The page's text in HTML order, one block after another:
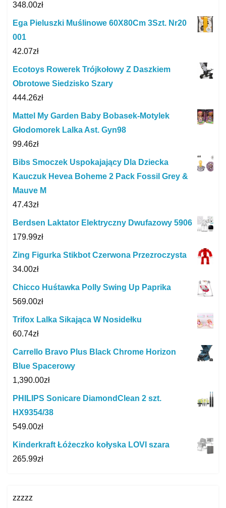
348.00zł
Ega Pieluszki Muślinowe 60X80Cm 3Szt. Nr20
001
42.07zł
Ecotoys Rowerek Trójkołowy Z Daszkiem
Obrotowe Siedzisko Szary
444.26zł
Mattel My Garden Baby Bobasek-Motylek
Głodomorek Lalka Ast. Gyn98
99.46zł
Bibs Smoczek Uspokajający Dla Dziecka
Kauczuk Hevea Boheme 2 Pack Fossil Grey &
Mauve M
47.43zł
Berdsen Laktator Elektryczny Dwufazowy 5906
179.99zł
Zing Figurka Stikbot Czerwona Przezroczysta
34.00zł
Chicco Huśtawka Polly Swing Up Paprika
569.00zł
Trifox Lalka Sikająca W Nosidełku
60.74zł
Carrello Bravo Plus Black Chrome Horizon
Blue Spacerowy
1,390.00zł
PHILIPS Sonicare DiamondClean 2 szt.
HX9354/38
549.00zł
Kinderkraft Łóżeczko kołyska LOVI szara
265.99zł
zzzzz